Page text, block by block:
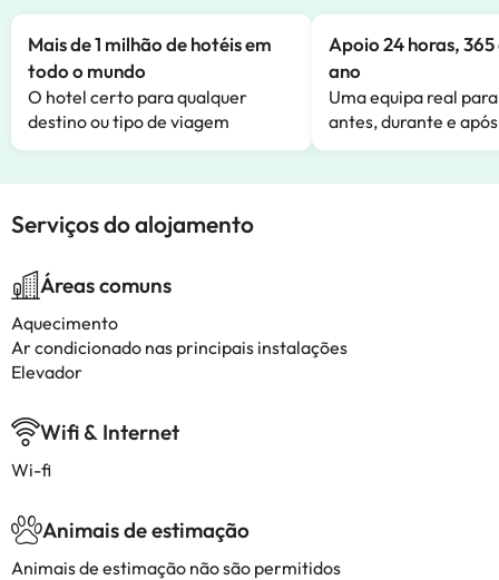
Mais de 1 milhão de hotéis em
todo o mundo
O hotel certo para qualquer
destino ou tipo de viagem
Apoio 24 horas,
ano
Uma equipa real
antes, durante e
Serviços do alojamento
Áreas comuns
Aquecimento
Ar condicionado nas principais instalações
Elevador
Wifi & Internet
Wi-fi
Animais de estimação
Animais de estimação não são permitidos